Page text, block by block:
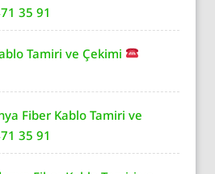
35 91
Tamiri ve Çekimi
Fiber Kablo Tamiri ve
35 91